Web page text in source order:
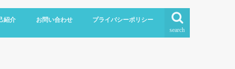
search
紹介 お問い合わせ プライバシーポリシー